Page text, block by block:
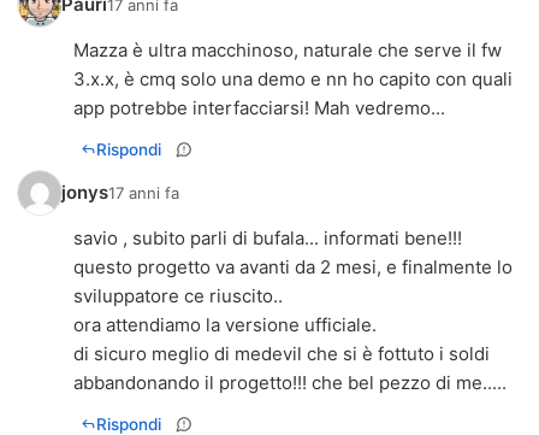
17 anni fa
Mazza è ultra macchinoso, naturale che serve il fw
3.x.x, è cmq solo una demo e nn ho capito con quali
app potrebbe interfacciarsi! Mah vedremo...
Rispondi
jonys17 anni fa
savio , subito parli di bufala... informati bene!!!
questo progetto va avanti da 2 mesi, e finalmente lo
sviluppatore ce riuscito..
ora attendiamo la versione ufficiale.
di sicuro meglio di medevil che si è fottuto i soldi
abbandonando il progetto!!! che bel pezzo di me.....
Rispondi